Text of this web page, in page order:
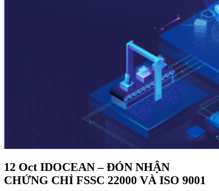
12 Oct IDOCEAN – ĐÓN NHẬN
CHỨNG CHỈ FSSC 22000 VÀ ISO 9001